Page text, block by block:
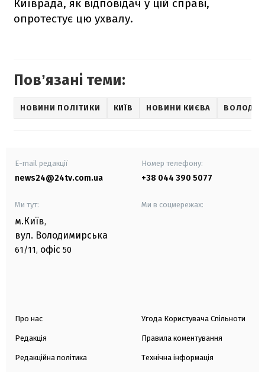
Київрада, як відповідач у цій справі,
опротестує цю ухвалу.
Повʼязані теми:
НОВИНИ ПОЛІТИКИ КИЇВ НОВИНИ КИЄВА
E-mail редакції
news24@24tv.com.ua
Номер телефону:
+38 044 390 5077
Ми тут:
м.Київ,
вул. Володимирська
61/11, офіс 50
Ми в соцмережах:
Про нас
Редакція
Редакційна політика
Угода Користувача Спільноти
Правила коментування
Технічна інформація